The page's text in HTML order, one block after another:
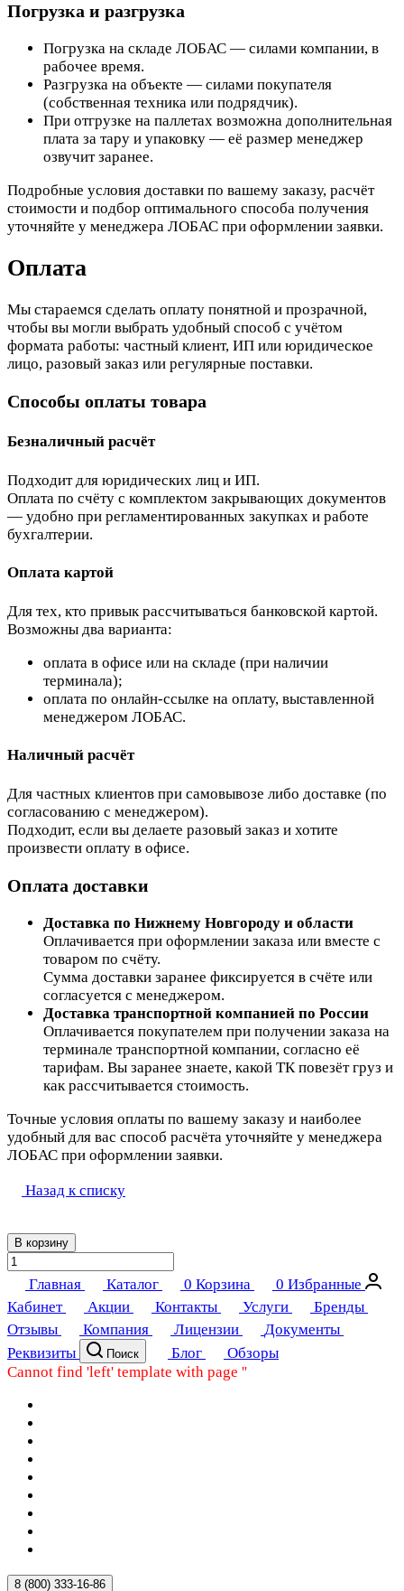
Погрузка и разгрузка
Погрузка на складе ЛОБАС — силами компании, в
рабочее время.
Разгрузка на объекте — силами покупателя
(собственная техника или подрядчик).
При отгрузке на паллетах возможна дополнительная
плата за тару и упаковку — её размер менеджер
озвучит заранее.
Подробные условия доставки по вашему заказу, расчёт
стоимости и подбор оптимального способа получения
уточняйте у менеджера ЛОБАС при оформлении заявки.
Оплата
Мы стараемся сделать оплату понятной и прозрачной,
чтобы вы могли выбрать удобный способ с учётом
формата работы: частный клиент, ИП или юридическое
лицо, разовый заказ или регулярные поставки.
Способы оплаты товара
Безналичный расчёт
Подходит для юридических лиц и ИП.
Оплата по счёту с комплектом закрывающих документов
— удобно при регламентированных закупках и работе
бухгалтерии.
Оплата картой
Для тех, кто привык рассчитываться банковской картой.
Возможны два варианта:
оплата в офисе или на складе (при наличии
терминала);
оплата по онлайн-ссылке на оплату, выставленной
менеджером ЛОБАС.
Наличный расчёт
Для частных клиентов при самовывозе либо доставке (по
согласованию с менеджером).
Подходит, если вы делаете разовый заказ и хотите
произвести оплату в офисе.
Оплата доставки
Доставка по Нижнему Новгороду и области
Оплачивается при оформлении заказа или вместе с
товаром по счёту.
Сумма доставки заранее фиксируется в счёте или
согласуется с менеджером.
Доставка транспортной компанией по России
Оплачивается покупателем при получении заказа на
терминале транспортной компании, согласно её
тарифам. Вы заранее знаете, какой ТК повезёт груз и
как рассчитывается стоимость.
Точные условия оплаты по вашему заказу и наиболее
удобный для вас способ расчёта уточняйте у менеджера
ЛОБАС при оформлении заявки.
Назад к списку
В корзину
Главная Каталог 0 Корзина 0 Избранные
Кабинет
Акции Контакты Услуги
Бренды
Отзывы
Компания Лицензии
Документы
Реквизиты
Поиск Блог
Обзоры
Cannot find 'left' template with page ''
8 (800) 333-16-86